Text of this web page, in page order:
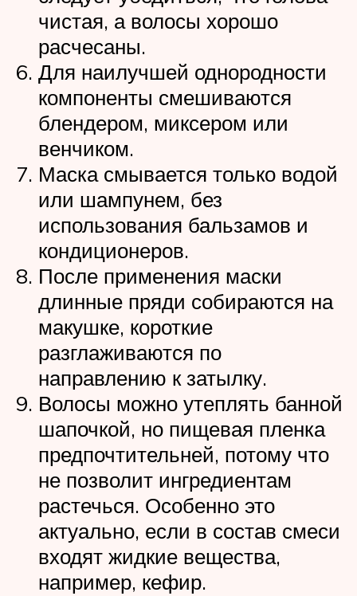
чистая, а волосы хорошо
расчесаны.
Для наилучшей однородности
компоненты смешиваются
блендером, миксером или
венчиком.
Маска смывается только водой
или шампунем, без
использования бальзамов и
кондиционеров.
После применения маски
длинные пряди собираются на
макушке, короткие
разглаживаются по
направлению к затылку.
Волосы можно утеплять банной
шапочкой, но пищевая пленка
предпочтительней, потому что
не позволит ингредиентам
растечься. Особенно это
актуально, если в состав смеси
входят жидкие вещества,
например, кефир.